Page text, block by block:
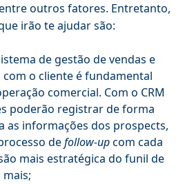
outros fatores. Entretanto,
irão te ajudar são:
de gestão de vendas e
o cliente é fundamental
comercial. Com o CRM
poderão registrar de forma
as informações dos prospects,
defollow-upcom cada
mais estratégica do funil de